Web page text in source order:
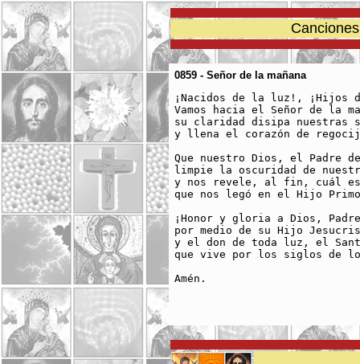
0859 - Señor de la mañana
¡Nacidos de la luz!,
Vamos hacia el Señor de la
su claridad disipa nuestras
y llena el corazón de
Que nuestro Dios, el Padre
limpie la oscuridad de
y nos revele, al fin, cuál
que nos legó en el Hijo
¡Honor y gloria a Dios,
por medio de su Hijo
y el don de toda luz, el
que vive por los siglos de
Amén.